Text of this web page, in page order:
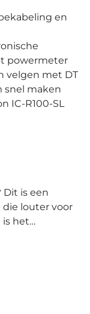
en
powermeter
velgen met DT
snel maken
IC-R100-SL
louter voor
is het
in combinatie
HMX-carbon
prachtige